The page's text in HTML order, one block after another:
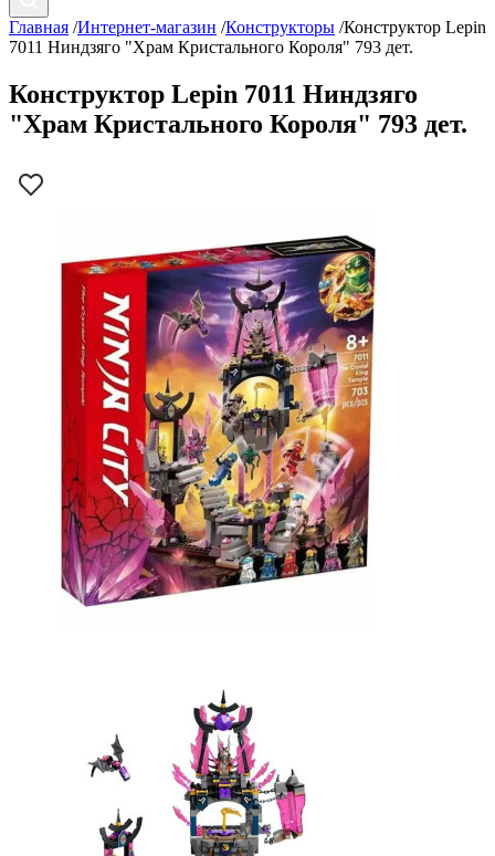
Главная /Интернет-магазин /Конструкторы /Конструктор Lepin
7011 Ниндзяго "Храм Кристального Короля" 793 дет.
Конструктор Lepin 7011 Ниндзяго
"Храм Кристального Короля" 793 дет.